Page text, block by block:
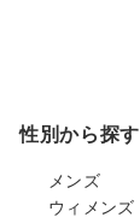
性別から探す
メンズ
ウィメンズ